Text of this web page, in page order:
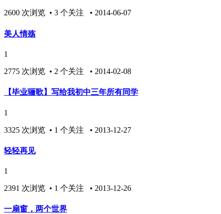
2600 次浏览 • 3 个关注 • 2014-06-07
美人情殇
1
2775 次浏览 • 2 个关注 • 2014-02-08
【毕业骊歌】写给我初中三年所有同学
1
3325 次浏览 • 1 个关注 • 2013-12-27
轻轻再见
1
2391 次浏览 • 1 个关注 • 2013-12-26
一扇窗，两个世界